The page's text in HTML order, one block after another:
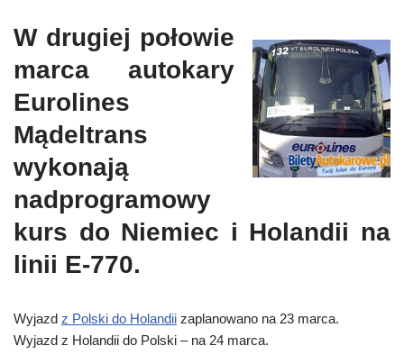
W drugiej połowie
marca autokary
Eurolines
Mądeltrans
wykonają
nadprogramowy
kurs do Niemiec i Holandii na
linii E-770.
Wyjazd z Polski do Holandii zaplanowano na 23 marca.
Wyjazd z Holandii do Polski – na 24 marca.